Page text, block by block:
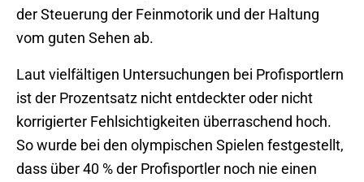
der Steuerung der Feinmotorik und der Haltung
vom guten Sehen ab.
Laut vielfältigen Untersuchungen bei Profisportlern
ist der Prozentsatz nicht entdeckter oder nicht
korrigierter Fehlsichtigkeiten überraschend hoch.
So wurde bei den olympischen Spielen festgestellt,
dass über 40 % der Profisportler noch nie einen